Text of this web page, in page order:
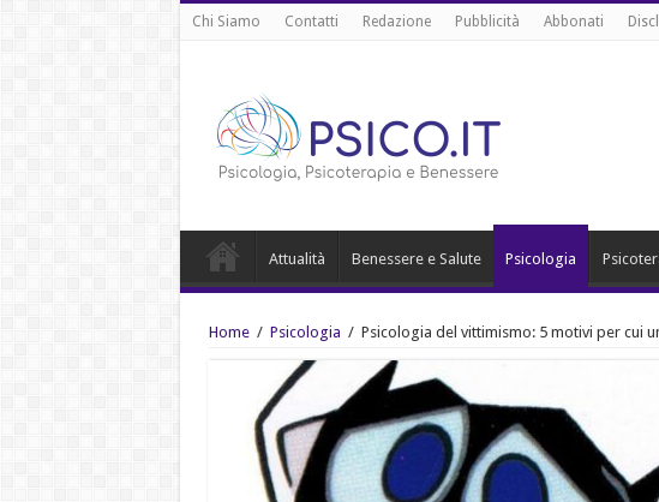
Chi Siamo Contatti Redazione Pubblicità Abbonati
Attualità Benessere e Salute Psicologia
Home / Psicologia / Psicologia del vittimismo: 5 motivi per cui